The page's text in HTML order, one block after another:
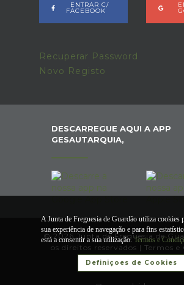
ENTRAR C/
FACEBOOK
Recuperar Password
Novo Registo
DESCARREGUE AQUI A APP
GESAUTARQUIA,
© 2026 Junta de Freguesia de
os direitos reservados | Termos e
A Junta de Freguesia de Guardão utiliza cookies
sua experiência de navegação e para fins
está a consentir a sua utilização.Termos e
Definiçoes de Cookies